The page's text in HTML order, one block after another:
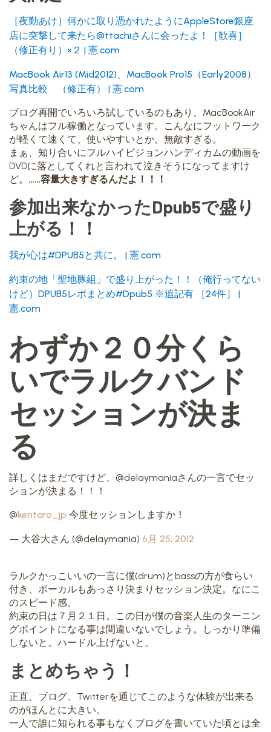
［夜勤あけ］何かに取り憑かれたようにAppleStore銀座
店に突撃して来たら@ttachiさんに会ったよ！［歓喜］
（修正有り）×２ | 憲.com
MacBook Air13 (Mid2012)、MacBook Pro15（Early2008）
写真比較 （修正有） | 憲.com
ブログ再開でいろいろ試しているのもあり、MacBookAir
ちゃんはフル稼働となっています。こんなにフットワーク
が軽くて速くて、使いやすいとか。無敵すぎる。
まぁ、知り合いにフルハイビジョンハンディカムの動画を
DVDに落としてくれと言われて泣きそうになってますけ
ど。 ……容量大きすぎるんだよ！！！
参加出来なかったDpub5で盛り
上がる！！
我が心は#DPUB5と共に。 | 憲.com
約束の地「聖地豚組」で盛り上がった！！（俺行ってない
けど）DPUB5レポまとめ#Dpub5 ※追記有 ［24件］ |
憲.com
わずか２０分くら
いでラルクバンド
セッションが決ま
る
詳しくはまだですけど、@delaymaniaさんの一言でセッ
ションが決まる！！！
@kentaro_jp 今度セッションしますか！
— 大谷大さん (@delaymania) 6月 25, 2012
ラルクかっこいいの一言に僕(drum)とbassの方が食らい
付き、ボーカルもあっさり決まりセッション決定。なにこ
のスピード感。
約束の日は７月２１日。この日が僕の音楽人生のターニン
グポイントになる事は間違いないでしょう。しっかり準備
しないと。ハードル上げないと。
まとめちゃう！
正直、ブログ、Twitterを通じてこのような体験が出来る
のがほんとに大きい。
一人で誰に知られる事もなくブログを書いていた頃とは全